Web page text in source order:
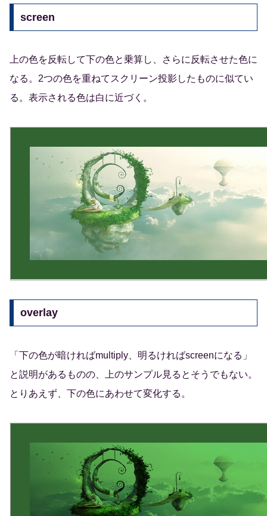
screen
上の色を反転して下の色と乗算し、さらに反転させた色に
なる。2つの色を重ねてスクリーン投影したものに似てい
る。表示される色は白に近づく。
overlay
「下の色が暗ければmultiply、明るければscreenになる」
と説明があるものの、上のサンプル見るとそうでもない。
とりあえず、下の色にあわせて変化する。